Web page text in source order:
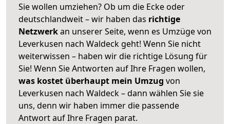
Sie wollen umziehen? Ob um die Ecke oder
deutschlandweit – wir haben das richtige
Netzwerkan unserer Seite, wenn es Umzüge von
Leverkusen nach Waldeck geht! Wenn Sie nicht
weiterwissen – haben wir die richtige Lösung für
Sie! Wenn Sie Antworten auf Ihre Fragen wollen,
was kostet überhaupt mein Umzug von
Leverkusen nach Waldeck – dann wählen Sie sie
uns, denn wir haben immer die passende
Antwort auf Ihre Fragen parat.